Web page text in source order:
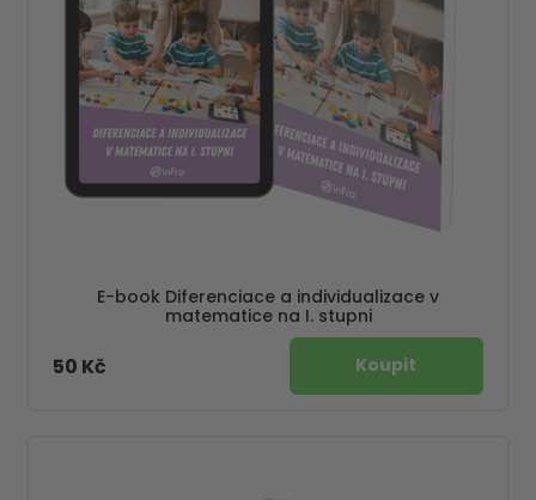
E-book Diferenciace a individualizace v
matematice na I. stupni
50 Kč